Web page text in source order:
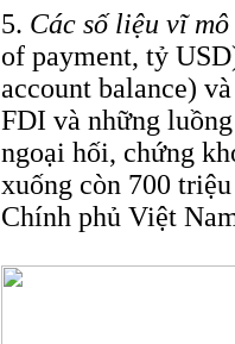
5. Các số liệu vĩ
of payment, tỷ
account balance)
FDI và những
ngoại hối, chứng
xuống còn 700
Chính phủ Việt